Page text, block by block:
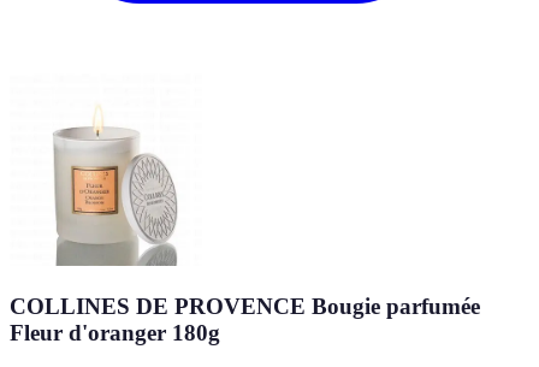
COLLINES DE PROVENCE Bougie parfumée
Fleur d'oranger 180g